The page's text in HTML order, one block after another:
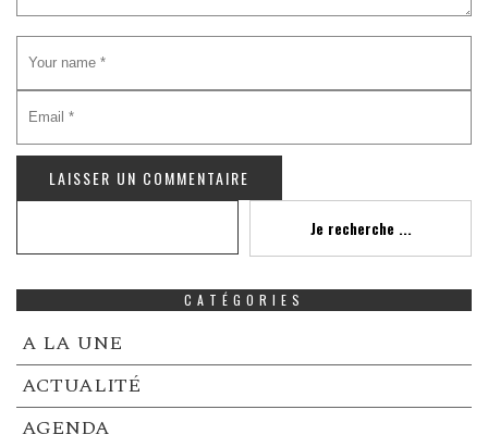
Je recherche ...
CATÉGORIES
A LA UNE
ACTUALITÉ
AGENDA